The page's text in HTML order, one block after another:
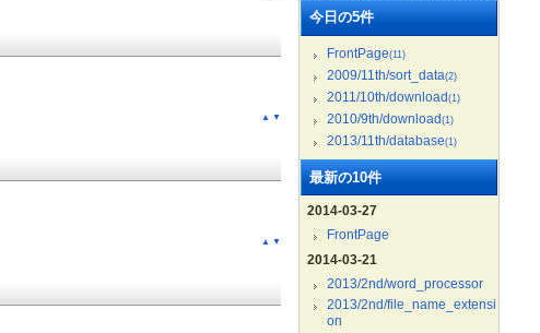
▲ ▼
▲ ▼
今日の5件
FrontPage(11)
2009/11th/sort_data(2)
2011/10th/download(1)
2010/9th/download(1)
2013/11th/database(1)
最新の10件
2014-03-27
FrontPage
2014-03-21
2013/2nd/word_processor
2013/2nd/file_name_extensi
on